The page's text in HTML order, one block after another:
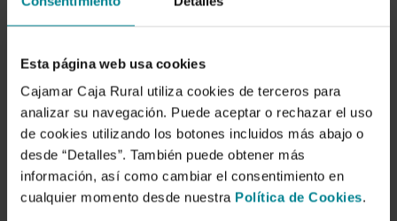
Esta página web usa cookies
Cajamar Caja Rural utiliza cookies de terceros para
analizar su navegación. Puede aceptar o rechazar el uso
de cookies utilizando los botones incluidos más abajo o
desde “Detalles”. También puede obtener más
información, así como cambiar el consentimiento en
cualquier momento desde nuestra Política de Cookies.